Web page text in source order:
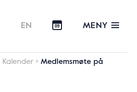
EN 09 MENY
Kalender
Medlemsmøte på